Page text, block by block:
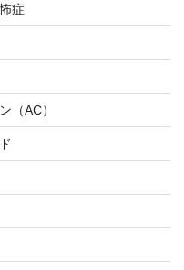
症
（AC）